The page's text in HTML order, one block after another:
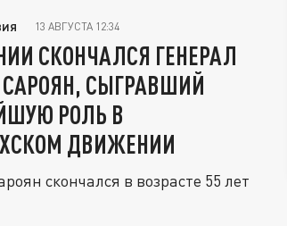
13 АВГУСТА 12:34
СКОНЧАЛСЯ ГЕНЕРАЛ
САРОЯН, СЫГРАВШИЙ
РОЛЬ В
ДВИЖЕНИИ
скончался в возрасте 55 лет